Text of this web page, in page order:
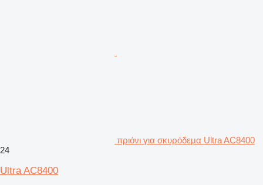
πριόνι για σκυρόδεμα Ultra AC8400
24
Ultra AC8400